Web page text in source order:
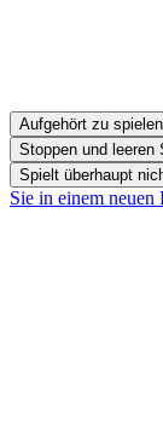
Aufgehört zu
Stoppen und leeren
Spielt überhaupt
Sie in einem neuen